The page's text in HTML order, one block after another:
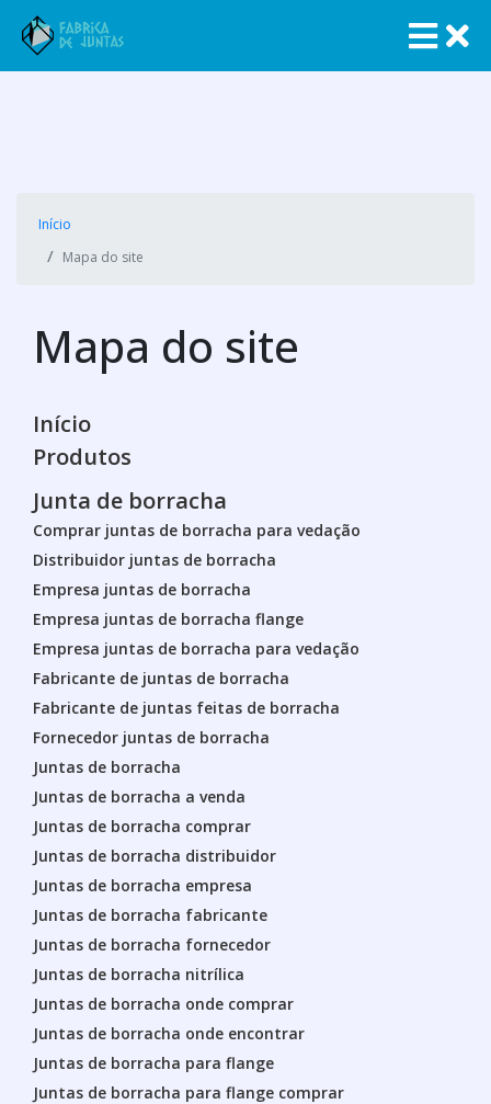
Início
Mapa do site
Mapa do site
Início
Produtos
Junta de borracha
Comprar juntas de borracha para vedação
Distribuidor juntas de borracha
Empresa juntas de borracha
Empresa juntas de borracha flange
Empresa juntas de borracha para vedação
Fabricante de juntas de borracha
Fabricante de juntas feitas de borracha
Fornecedor juntas de borracha
Juntas de borracha
Juntas de borracha a venda
Juntas de borracha comprar
Juntas de borracha distribuidor
Juntas de borracha empresa
Juntas de borracha fabricante
Juntas de borracha fornecedor
Juntas de borracha nitrílica
Juntas de borracha onde comprar
Juntas de borracha onde encontrar
Juntas de borracha para flange
Juntas de borracha para flange comprar